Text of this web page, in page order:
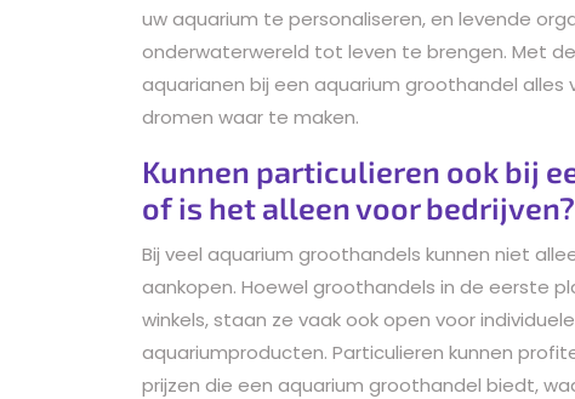
uw aquarium te personaliseren, en levende
onderwaterwereld tot leven te brengen. Met
aquarianen bij een aquarium groothandel
dromen waar te maken.
Kunnen particulieren ook bij
of is het alleen voor bedrijven?
Bij veel aquarium groothandels kunnen niet
aankopen. Hoewel groothandels in de eerste
winkels, staan ze vaak ook open voor
aquariumproducten. Particulieren kunnen
prijzen die een aquarium groothandel biedt,